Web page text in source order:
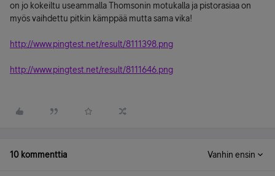
on jo kokeiltu useammalla Thomsonin motukalla ja pistorasiaa on
myös vaihdettu pitkin kämppää mutta sama vika!
http://www.pingtest.net/result/8111398.png
http://www.pingtest.net/result/8111646.png
10 kommenttia Vanhin ensin